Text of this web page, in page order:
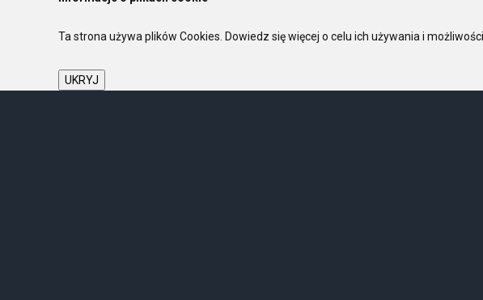
Ta strona używa plików Cookies. Dowiedz się więcej o celu ich używania i